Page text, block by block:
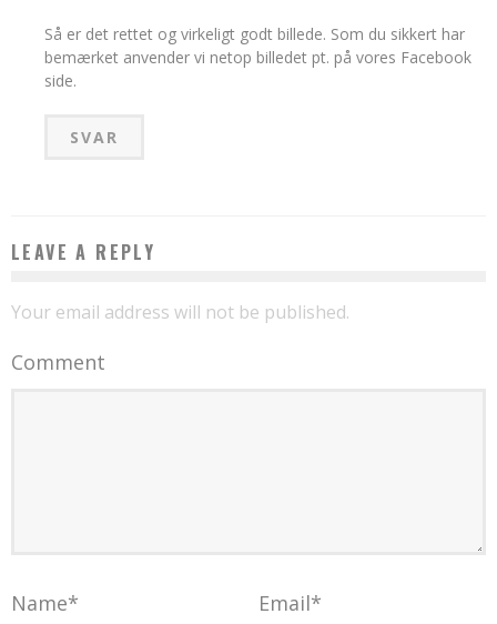
Så er det rettet og virkeligt godt billede. Som du sikkert har
bemærket anvender vi netop billedet pt. på vores Facebook
side.
SVAR
LEAVE A REPLY
Your email address will not be published.
Comment
Name* Email*